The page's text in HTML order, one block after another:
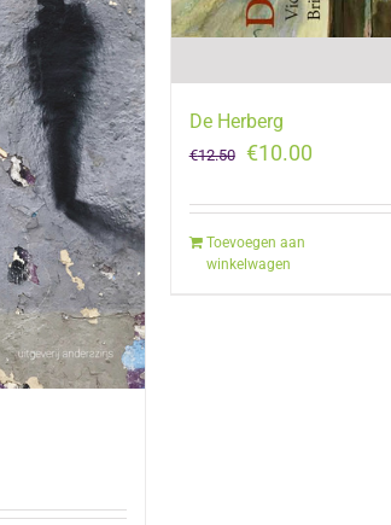
De Herberg
€12.50
Oorspronkelijke
was:
€12.50.
€10.00Huidige
is:
Toevoegen aan
winkelwagen